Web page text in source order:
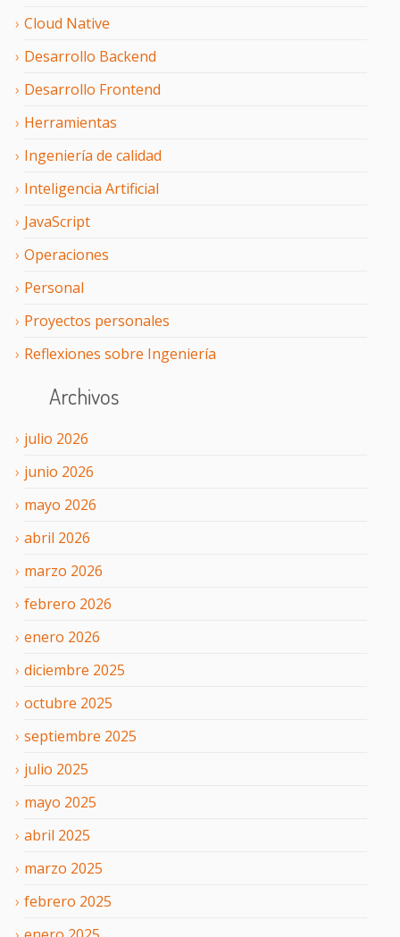
Cloud Native
Desarrollo Backend
Desarrollo Frontend
Herramientas
Ingeniería de calidad
Inteligencia Artificial
JavaScript
Operaciones
Personal
Proyectos personales
Reflexiones sobre Ingeniería
Archivos
julio 2026
junio 2026
mayo 2026
abril 2026
marzo 2026
febrero 2026
enero 2026
diciembre 2025
octubre 2025
septiembre 2025
julio 2025
mayo 2025
abril 2025
marzo 2025
febrero 2025